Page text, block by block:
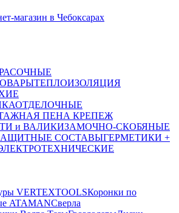
магазин в Чебоксарах
ТЕПЛОИЗОЛЯЦИЯ
ОТДЕЛОЧНЫЕ
ПЕНА КРЕПЕЖ
и ВАЛИКИЗАМОЧНО-СКОБЯНЫЕ
СОСТАВЫГЕРМЕТИКИ +
VERTEXTOOLSКоронки по
ATAMANСверла